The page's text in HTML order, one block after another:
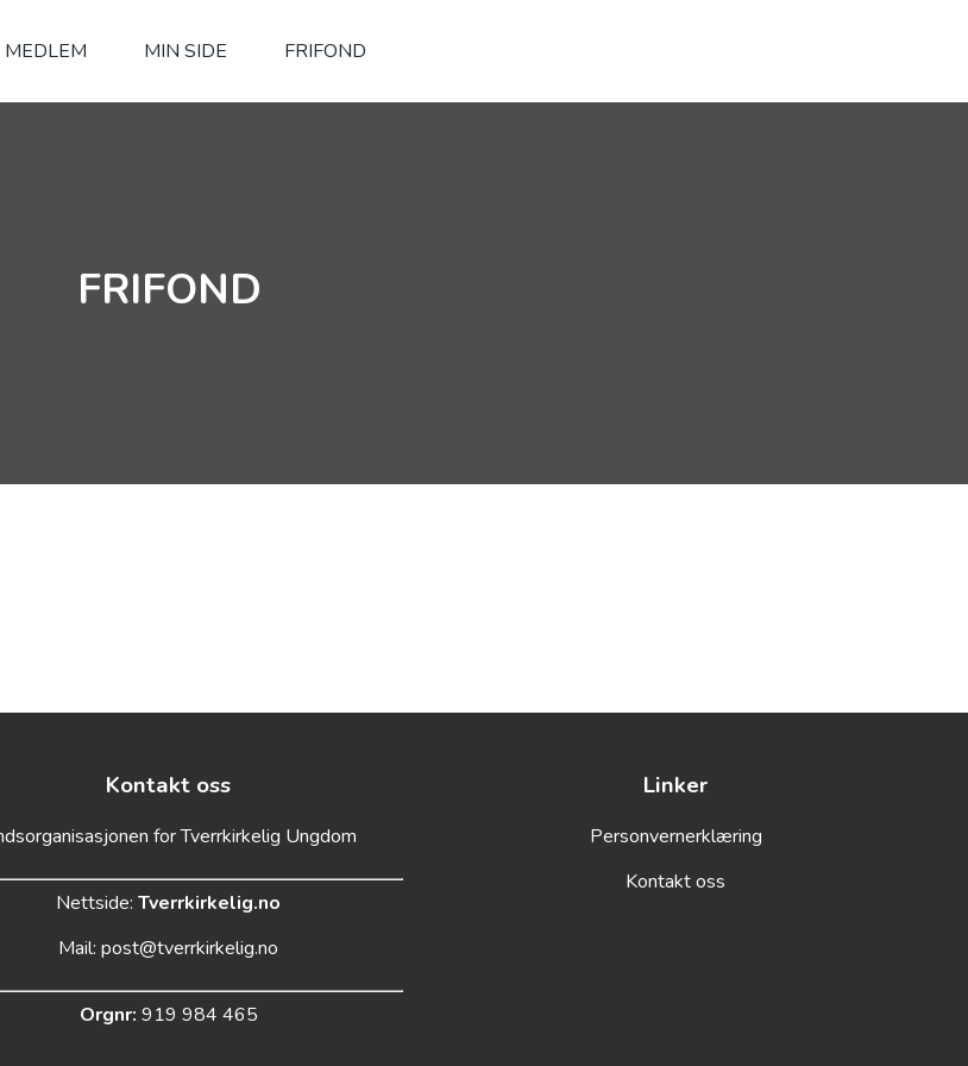
MEDLEM MIN SIDE FRIFOND
FRIFOND
Kontakt oss
for Tverrkirkelig Ungdom
Nettside: Tverrkirkelig.no
Mail:post@tverrkirkelig.no
Orgnr: 919 984 465
Linker
Personvernerklæring
Kontakt oss